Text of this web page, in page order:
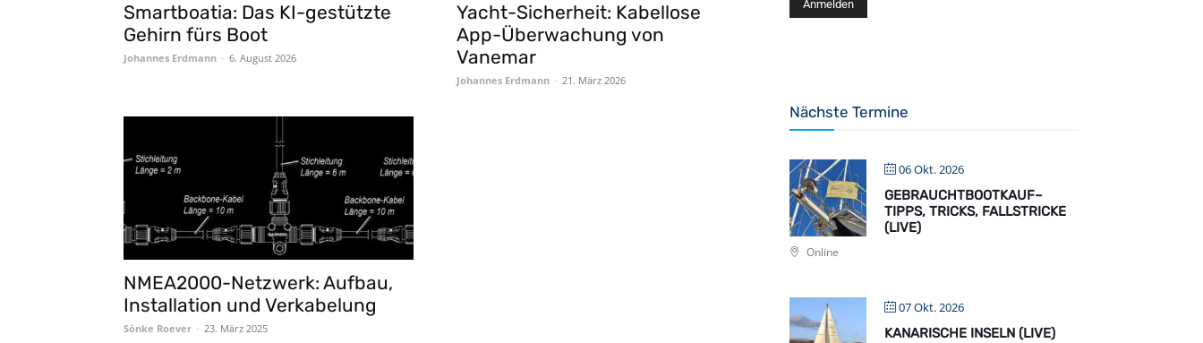
Smartboatia: Das KI-gestützte
Gehirn fürs Boot
Johannes Erdmann - 6. August 2026
Yacht-Sicherheit: Kabellose
App-Überwachung von
Vanemar
Johannes Erdmann - 21. März 2026
NMEA2000-Netzwerk: Aufbau,
Installation und Verkabelung
Sönke Roever - 23. März 2025
Nächste Termine
06 Okt. 2026
GEBRAUCHTBOOTKAUF–
TIPPS, TRICKS, FALLSTRICKE
(LIVE)
Online
07 Okt. 2026
KANARISCHE INSELN (LIVE)